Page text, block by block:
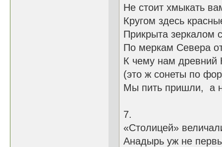
Не стоит хмыкать
Кругом здесь
Прикрыта зеркалом
По меркам Севера
К чему нам
(это ж сонеты по
Мы пить пришли, а
7.
«Столицей»
Анадырь уж не